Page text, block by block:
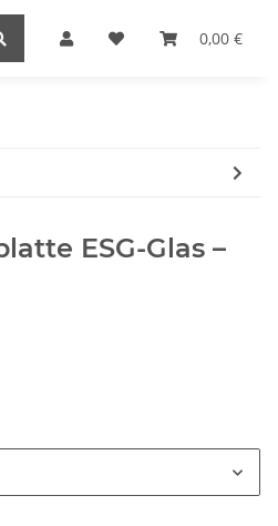
0,00 €
ESG-Glas –